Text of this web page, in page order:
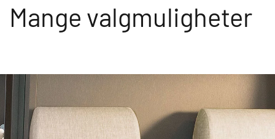
Mange valgmuligheter